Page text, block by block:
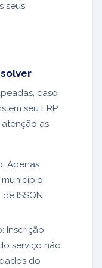
seus
caso
em seu ERP,
as
Apenas
município
ISSQN
Inscrição
serviço não
do